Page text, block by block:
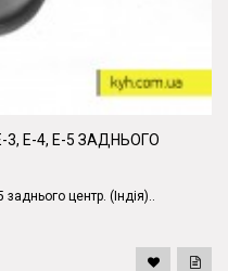
3, Е-4, Е-5 ЗАДНЬОГО
заднього центр. (Індія)..